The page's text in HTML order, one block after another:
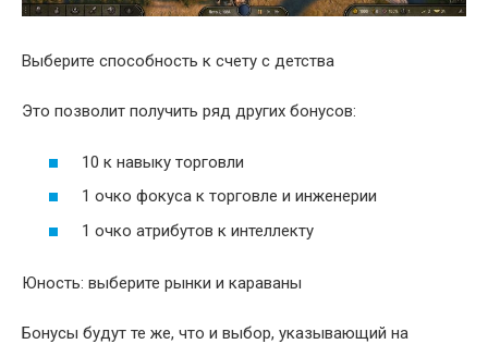
Выберите способность к счету с детства
Это позволит получить ряд других бонусов:
10 к навыку торговли
1 очко фокуса к торговле и инженерии
1 очко атрибутов к интеллекту
Юность: выберите рынки и караваны
Бонусы будут те же, что и выбор, указывающий на